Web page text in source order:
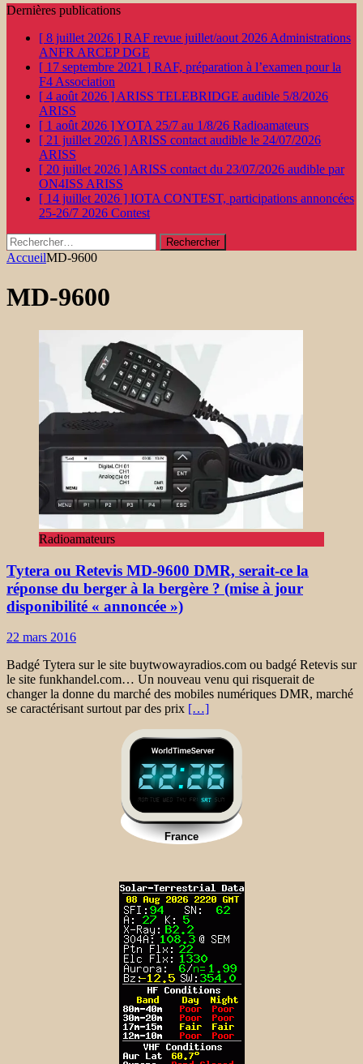
Dernières publications
[ 8 juillet 2026 ] RAF revue juillet/aout 2026 Administrations
ANFR ARCEP DGE
[ 17 septembre 2021 ] RAF, préparation à l’examen pour la
F4 Association
[ 4 août 2026 ] ARISS TELEBRIDGE audible 5/8/2026
ARISS
[ 1 août 2026 ]YOTA 25/7 au 1/8/26 Radioamateurs
[ 21 juillet 2026 ] ARISS contact audible le 24/07/2026
ARISS
[ 20 juillet 2026 ] ARISS contact du 23/07/2026 audible par
ON4ISS ARISS
[ 14 juillet 2026 ] IOTA CONTEST, participations annoncées
25-26/7 2026 Contest
Rechercher :
AccueilMD-9600
MD-9600
Radioamateurs
Tytera ou Retevis MD-9600 DMR, serait-ce la
réponse du berger à la bergère ? (mise à jour
disponibilité « annoncée »)
22 mars 2016
Badgé Tytera sur le site buytwowayradios.com ou badgé Retevis sur
le site funkhandel.com… Un nouveau venu qui risquerait de
changer la donne du marché des mobiles numériques DMR, marché
se caractérisant surtout par des prix […]